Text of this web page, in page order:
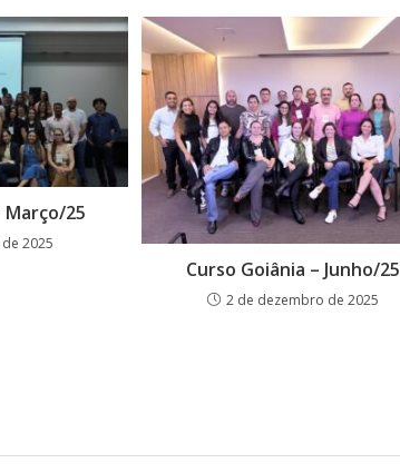
Março/25
2025
Curso Goiânia – Junho/25
2 de dezembro de 2025